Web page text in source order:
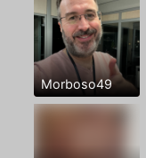
Morboso49